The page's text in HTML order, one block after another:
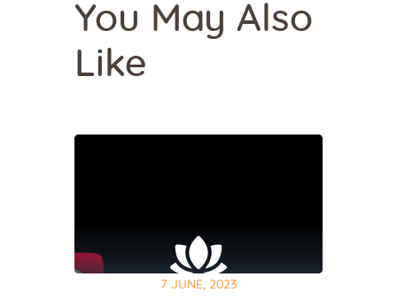
You May Also
Like
7 JUNE, 2023